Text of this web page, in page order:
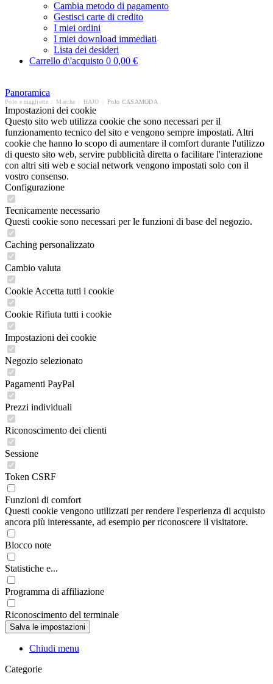
Cambia metodo di pagamento
Gestisci carte di credito
I miei ordini
I miei download immediati
Lista dei desideri
Carrello d\'acquisto 0 0,00 €
Panoramica
Polo e magliette Marche HAJO Polo CASAMODA
Impostazioni dei cookie
Questo sito web utilizza cookie che sono necessari per il
funzionamento tecnico del sito e vengono sempre impostati. Altri
cookie che hanno lo scopo di aumentare il comfort durante l'utilizzo
di questo sito web, servire pubblicità diretta o facilitare l'interazione
con altri siti web e social network vengono impostati solo con il
vostro consenso.
Configurazione
Tecnicamente necessario
Questi cookie sono necessari per le funzioni di base del negozio.
Caching personalizzato
Cambio valuta
Cookie Accetta tutti i cookie
Cookie Rifiuta tutti i cookie
Impostazioni dei cookie
Negozio selezionato
Pagamenti PayPal
Prezzi individuali
Riconoscimento dei clienti
Sessione
Token CSRF
Funzioni di comfort
Questi cookie vengono utilizzati per rendere l'esperienza di acquisto
ancora più interessante, ad esempio per riconoscere il visitatore.
Blocco note
Statistiche e...
Programma di affiliazione
Riconoscimento del terminale
Chiudi menu
Categorie